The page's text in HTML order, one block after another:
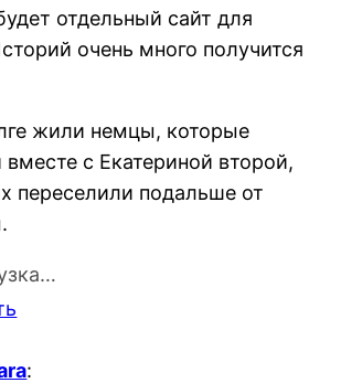
отдельный сайт для
очень много получится
жили немцы, которые
вместе с Екатериной второй,
переселили подальше от
: